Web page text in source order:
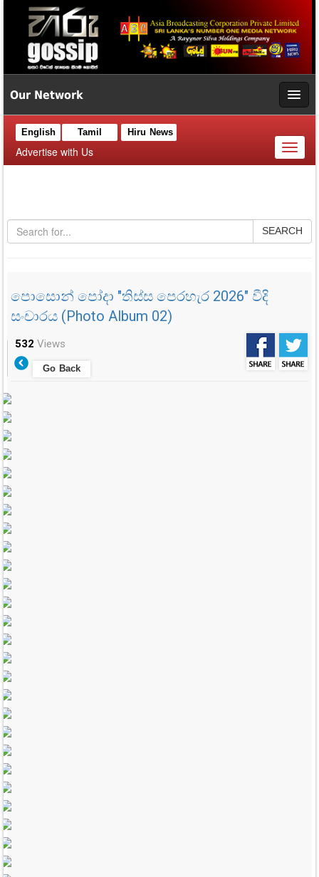
Our Network
English Tamil Hiru News
Advertise with Us
Toggle
SEARCH
පොසොන් පෝදා "තිස්ස පෙරහැර 2026" වීදි
සංචාරය (Photo Album 02)
532 Views
Go Back